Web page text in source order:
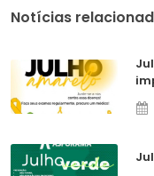
Notícias